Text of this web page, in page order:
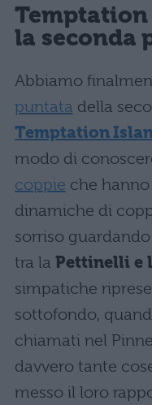
Temptation
la seconda
Abbiamo
puntata della
Temptation
modo di
coppie che
dinamiche di
sorriso
tra la Pettinelli e
simpatiche
sottofondo,
chiamati nel
davvero tante
messo il loro